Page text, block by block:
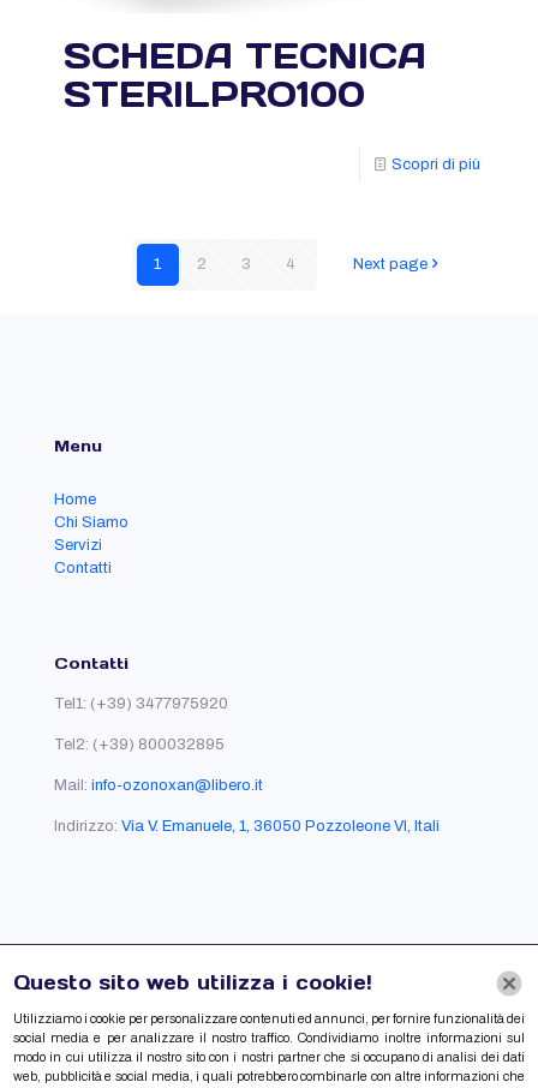
SCHEDA TECNICA
STERILPRO100
Scopri di più
1 2 3 4 Next page
Menu
Home
Chi Siamo
Servizi
Contatti
Contatti
Tel1: (+39) 3477975920
Tel2: (+39) 800032895
Mail: info-ozonoxan@libero.it
Indirizzo: Via V. Emanuele, 1, 36050 Pozzoleone VI, Itali
Privacy Policy
Questo sito web utilizza i cookie!
Utilizziamo i cookie per personalizzare contenuti ed annunci, per fornire funzionalità dei
social media e per analizzare il nostro traffico. Condividiamo inoltre informazioni sul
modo in cui utilizza il nostro sito con i nostri partner che si occupano di analisi dei dati
web, pubblicità e social media, i quali potrebbero combinarle con altre informazioni che